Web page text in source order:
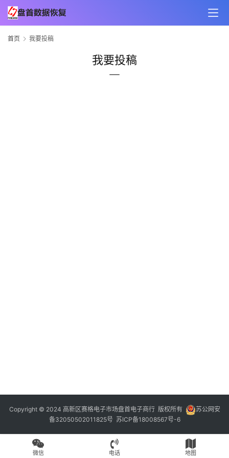
首页 我要投稿
我要投稿
Copyright © 2024 高新区赛格电子市场盘首电子商行 版权所有
苏公网安
备32050502011825号 苏ICP备18008567号-6
微信 电话 地图